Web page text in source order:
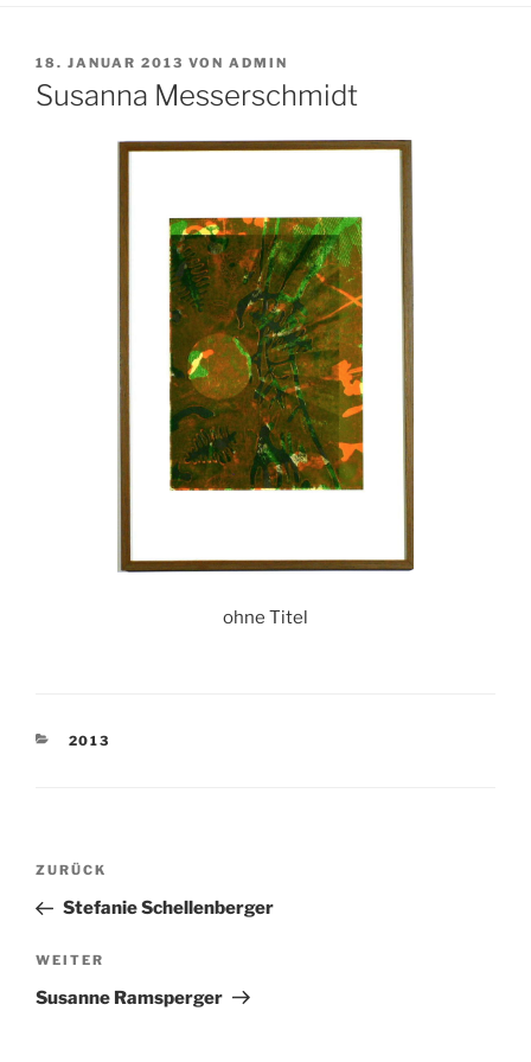
VERÖFFENTLICHT
AM
18. JANUAR 2013 VON ADMIN
Susanna Messerschmidt
ohne Titel
KATEGORIEN
2013
Beitragsnavigation
Vorheriger
Beitrag
ZURÜCK
Stefanie Schellenberger
Nächster
Beitrag
WEITER
Susanne Ramsperger